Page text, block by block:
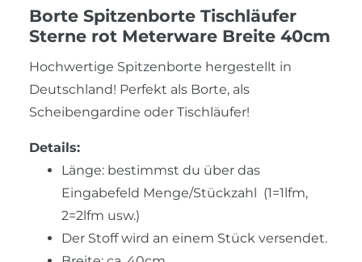
Borte Spitzenborte Tischläufer
Sterne rot Meterware Breite 40cm
Hochwertige Spitzenborte hergestellt in
Deutschland! Perfekt als Borte, als
Scheibengardine oder Tischläufer!
Details:
Länge: bestimmst du über das
Eingabefeld Menge/Stückzahl (1=1lfm,
2=2lfm usw.)
Der Stoff wird an einem Stück versendet.